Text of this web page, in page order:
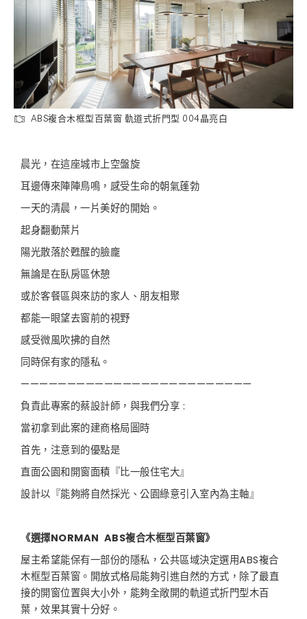
ABS複合木框型百葉窗 軌道式折門型 004晶亮白
晨光，在這座城市上空盤旋
耳邊傳來陣陣鳥鳴，感受生命的朝氣蓬勃
一天的清晨，一片美好的開始。
起身翻動葉片
陽光散落於甦醒的臉龐
無論是在臥房區休憩
或於客餐區與來訪的家人、朋友相聚
都能一眼望去窗前的視野
感受微風吹拂的自然
同時保有家的隱私。
—————————————————————————
負責此專案的蔡設計師，與我們分享 :
當初拿到此案的建商格局圖時
首先，注意到的優點是
直面公園和開窗面積『比一般住宅大』
設計以『能夠將自然採光、公園綠意引入室內為主軸』
《選擇NORMAN ABS複合木框型百葉窗》
屋主希望能保有一部份的隱私，公共區域決定選用ABS複合
木框型百葉窗。開放式格局能夠引進自然的方式，除了最直
接的開窗位置與大小外，能夠全敞開的軌道式折門型木百
葉，效果其實十分好。